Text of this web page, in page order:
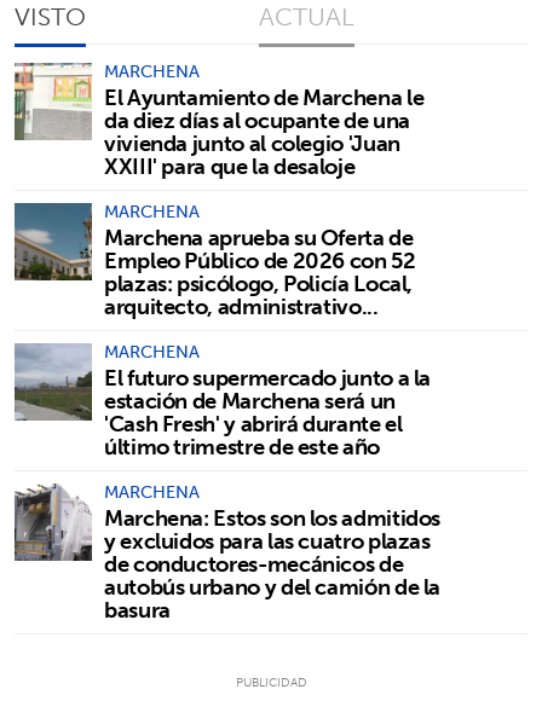
VISTO ACTUAL
MARCHENA
El Ayuntamiento de Marchena le
da diez días al ocupante de una
vivienda junto al colegio 'Juan
XXIII' para que la desaloje
MARCHENA
Marchena aprueba su Oferta de
Empleo Público de 2026 con 52
plazas: psicólogo, Policía Local,
arquitecto, administrativo...
MARCHENA
El futuro supermercado junto a la
estación de Marchena será un
'Cash Fresh' y abrirá durante el
último trimestre de este año
MARCHENA
Marchena: Estos son los admitidos
y excluidos para las cuatro plazas
de conductores-mecánicos de
autobús urbano y del camión de la
basura